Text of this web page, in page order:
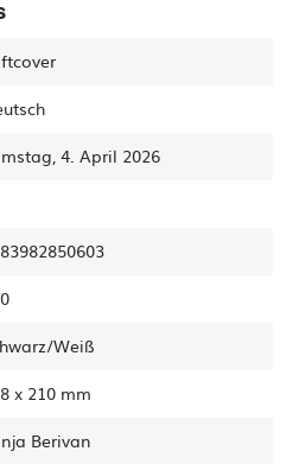
4. April 2026
Weiß
x 210 mm
Berivan